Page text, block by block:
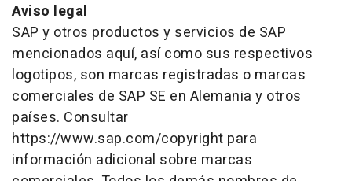
Aviso legal
SAP y otros productos y servicios de SAP
mencionados aquí, así como sus respectivos
logotipos, son marcas registradas o marcas
comerciales de SAP SE en Alemania y otros
países. Consultar
https://www.sap.com/copyright para
información adicional sobre marcas